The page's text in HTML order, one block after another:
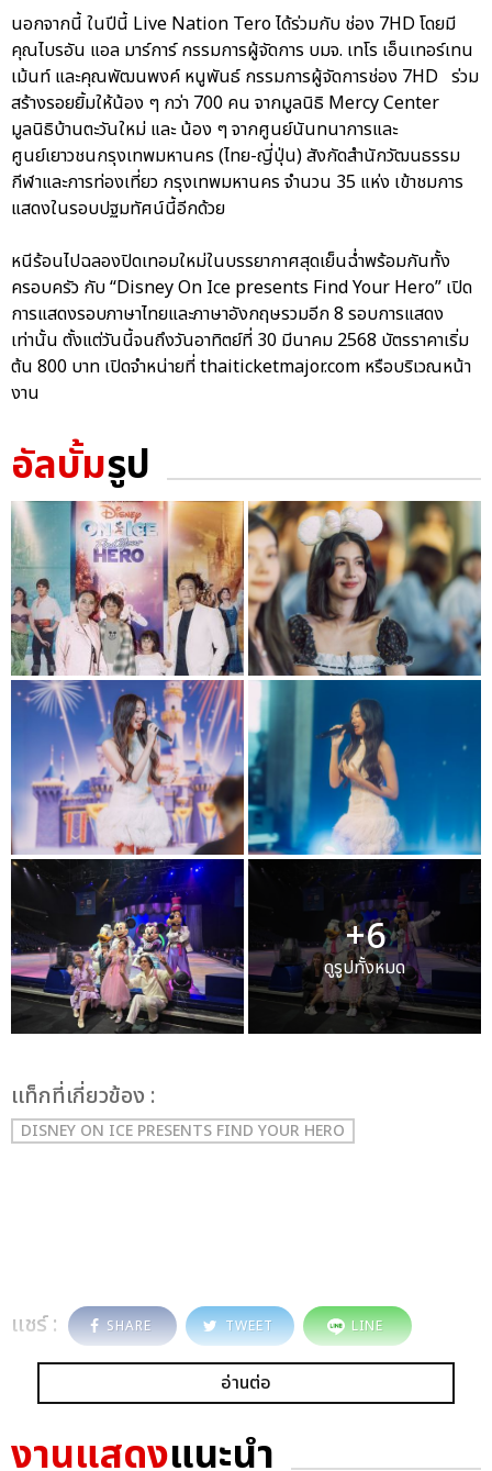
นอกจากนี้ ในปีนี้ Live Nation Tero ได้ร่วมกับ ช่อง 7HD โดยมี
คุณไบรอัน แอล มาร์การ์ กรรมการผู้จัดการ บมจ. เทโร เอ็นเทอร์เทน
เม้นท์ และคุณพัฒนพงค์ หนูพันธ์ กรรมการผู้จัดการช่อง 7HD ร่วม
สร้างรอยยิ้มให้น้อง ๆ กว่า 700 คน จากมูลนิธิ Mercy Center
มูลนิธิบ้านตะวันใหม่ และ น้อง ๆ จากศูนย์นันทนาการและ
ศูนย์เยาวชนกรุงเทพมหานคร (ไทย-ญี่ปุ่น) สังกัดสำนักวัฒนธรรม
กีฬาและการท่องเที่ยว กรุงเทพมหานคร จำนวน 35 แห่ง เข้าชมการ
แสดงในรอบปฐมทัศน์นี้อีกด้วย
หนีร้อนไปฉลองปิดเทอมใหม่ในบรรยากาศสุดเย็นฉ่ำพร้อมกันทั้ง
ครอบครัว กับ “Disney On Ice presents Find Your Hero” เปิด
การแสดงรอบภาษาไทยและภาษาอังกฤษรวมอีก 8 รอบการแสดง
เท่านั้น ตั้งแต่วันนี้จนถึงวันอาทิตย์ที่ 30 มีนาคม 2568 บัตรราคาเริ่ม
ต้น 800 บาท เปิดจำหน่ายที่ thaiticketmajor.com หรือบริเวณหน้า
งาน
อัลบั้มรูป
+6
ดูรูปทั้งหมด
เเท็กที่เกี่ยวข้อง :
DISNEY ON ICE PRESENTS FIND YOUR HERO
แชร์ : SHARE TWEET LINE
อ่านต่อ
งานแสดงแนะนำ